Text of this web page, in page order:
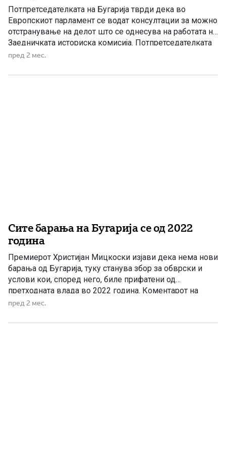
Потпретседателката на Бугарија тврди дека во
Европскиот парламент се водат консултации за можно
отстранување на делот што се однесува на работата на
Заедничката историска комисија. Потпретседателката
на Бугарија, Илијана Јотова, откри дека во пресрет на
консултации за евентуални измени на текстовите што
пред 2 мес.
Сите барања на Бугарија се од 2022
година
Премиерот Христијан Мицкоски изјави дека нема нови
барања од Бугарија, туку станува збор за обврски и
услови кои, според него, биле прифатени од
претходната влада во 2022 година. Коментарот на
премиерот доаѓа по информациите што се појавија во
Гордана Сиљановска-Давкова и министерот за
пред 2 мес.